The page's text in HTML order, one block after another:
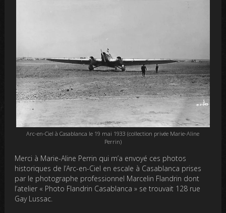
Arc-en-Ciel à Casablanca le 19 mai 1933 (collection privée Marie-Aline
Perrin)
Merci à Marie-Aline Perrin qui m’a envoyé ces photos
historiques de l’Arc-en-Ciel en escale à Casablanca prises
par le photographe professionnel Marcelin Flandrin dont
l’atelier « Photo Flandrin Casablanca » se trouvait 128 rue
Gay Lussac.